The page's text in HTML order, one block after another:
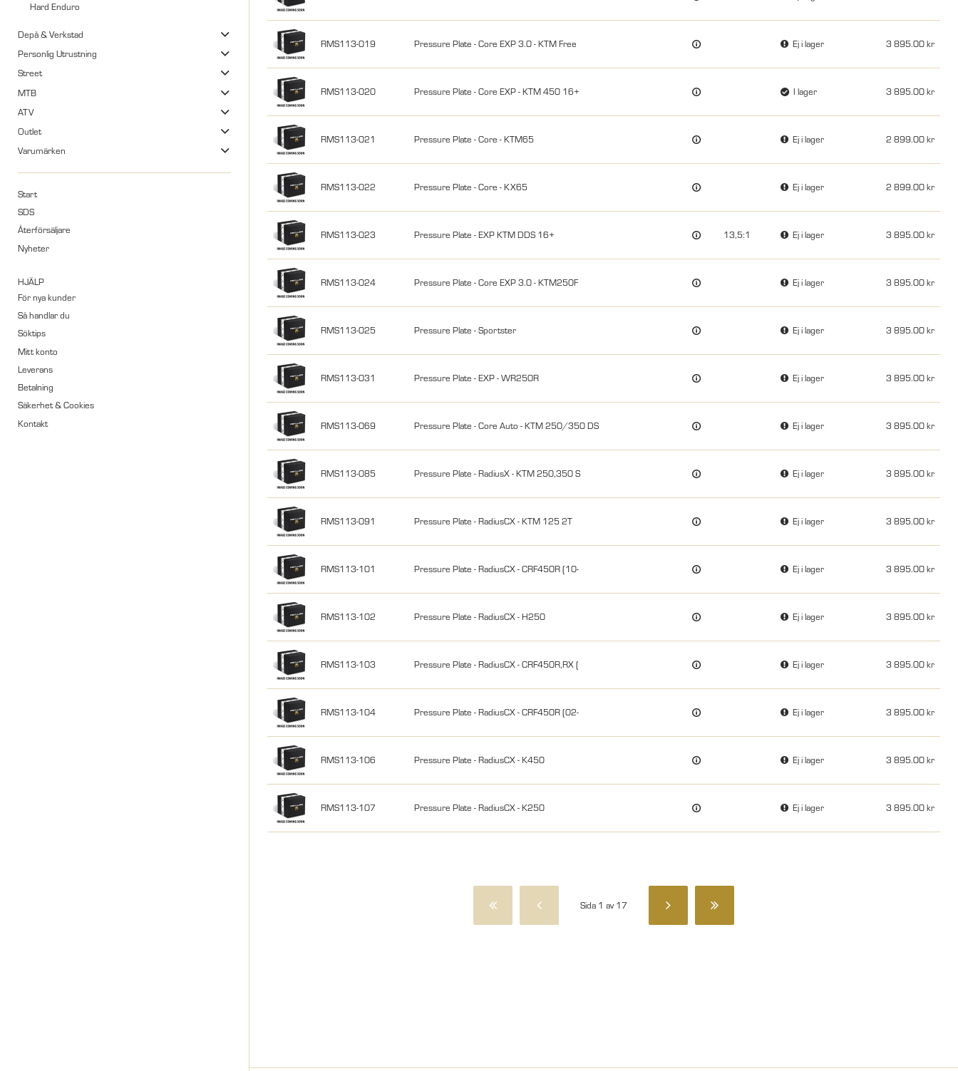
Hard Enduro
Depå & Verkstad
Personlig Utrustning
Street
MTB
ATV
Outlet
Varumärken
Start
SDS
Återförsäljare
Nyheter
HJÄLP
För nya kunder
Så handlar du
Söktips
Mitt konto
Leverans
Betalning
Säkerhet & Cookies
Kontakt
RMS113-019 Pressure Plate - Core EXP 3.0 - KTM Free Ej i lager 3 895.00
RMS113-020 Pressure Plate - Core EXP - KTM 450 16+ I lager 3 895.00
RMS113-021 Pressure Plate - Core - KTM65 Ej i lager 2 899.00
RMS113-022 Pressure Plate - Core - KX65 Ej i lager 2 899.00
RMS113-023 Pressure Plate - EXP KTM DDS 16+ 13,5:1 Ej i lager 3 895.00
RMS113-024 Pressure Plate - Core EXP 3.0 - KTM250F Ej i lager 3 895.00
RMS113-025 Pressure Plate - Sportster Ej i lager 3 895.00
RMS113-031 Pressure Plate - EXP - WR250R Ej i lager 3 895.00
RMS113-069 Pressure Plate - Core Auto - KTM 250/350 DS Ej i lager 3 895.00
RMS113-085 Pressure Plate - RadiusX - KTM 250,350 S Ej i lager 3 895.00
RMS113-091 Pressure Plate - RadiusCX - KTM 125 2T Ej i lager 3 895.00
RMS113-101 Pressure Plate - RadiusCX - CRF450R (10- Ej i lager 3 895.00
RMS113-102 Pressure Plate - RadiusCX - H250 Ej i lager 3 895.00
RMS113-103 Pressure Plate - RadiusCX - CRF450R,RX ( Ej i lager 3 895.00
RMS113-104 Pressure Plate - RadiusCX - CRF450R (02- Ej i lager 3 895.00
RMS113-106 Pressure Plate - RadiusCX - K450 Ej i lager 3 895.00
RMS113-107 Pressure Plate - RadiusCX - K250 Ej i lager 3 895.00
Sida 1 av 17